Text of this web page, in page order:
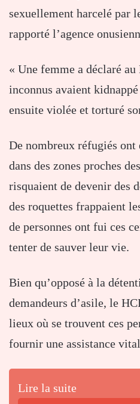
sexuellement harcelé par
rapporté l’agence
« Une femme a déclaré
inconnus avaient
ensuite violée et torturé
De nombreux réfugiés ont
dans des zones proches
risquaient de devenir des
des roquettes frappaient
de personnes ont fui ces
tenter de sauver leur vie.
Bien qu’opposé à la
demandeurs d’asile, le
lieux où se trouvent ces
fournir une assistance
Lire la suite